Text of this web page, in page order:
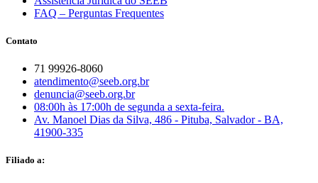
FAQ – Perguntas Frequentes
Contato
71 99926-8060
atendimento@seeb.org.br
denuncia@seeb.org.br
08:00h às 17:00h de segunda a sexta-feira.
Av. Manoel Dias da Silva, 486 - Pituba, Salvador - BA,
41900-335
Filiado a: